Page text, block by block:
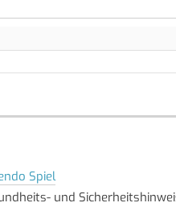
Spiel
und